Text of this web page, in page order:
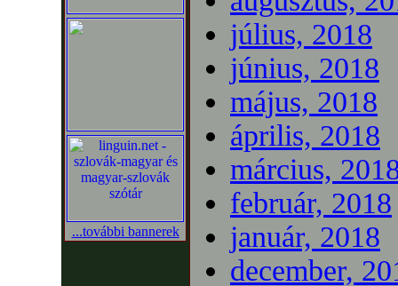
...további bannerek
július, 2018
június, 2018
május, 2018
április, 2018
március,
február, 2018
január, 2018
december,